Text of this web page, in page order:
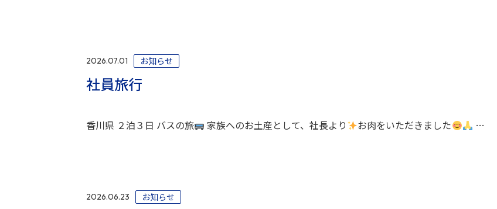
2026.07.01 お知らせ
社員旅行
香川県 ２泊３日 バスの旅 家族へのお土産として、社長より お肉をいただきました …
2026.06.23 お知らせ